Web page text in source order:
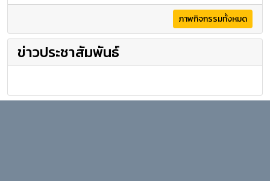
ภาพกิจกรรมทั้งหมด
ข่าวประชาสัมพันธ์